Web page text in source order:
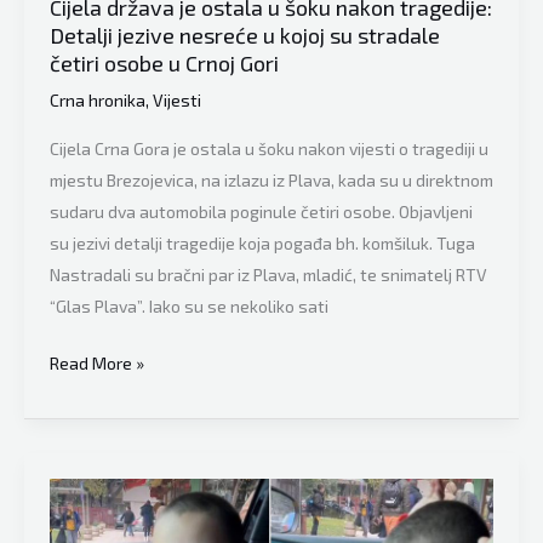
Cijela država je ostala u šoku nakon tragedije:
Detalji jezive nesreće u kojoj su stradale
četiri osobe u Crnoj Gori
Crna hronika, Vijesti
Cijela Crna Gora je ostala u šoku nakon vijesti o tragediji u
mjestu Brezojevica, na izlazu iz Plava, kada su u direktnom
sudaru dva automobila poginule četiri osobe. Objavljeni
su jezivi detalji tragedije koja pogađa bh. komšiluk. Tuga
Nastradali su bračni par iz Plava, mladić, te snimatelj RTV
“Glas Plava”. Iako su se nekoliko sati
Cijela
je
u
šoku
Read More »